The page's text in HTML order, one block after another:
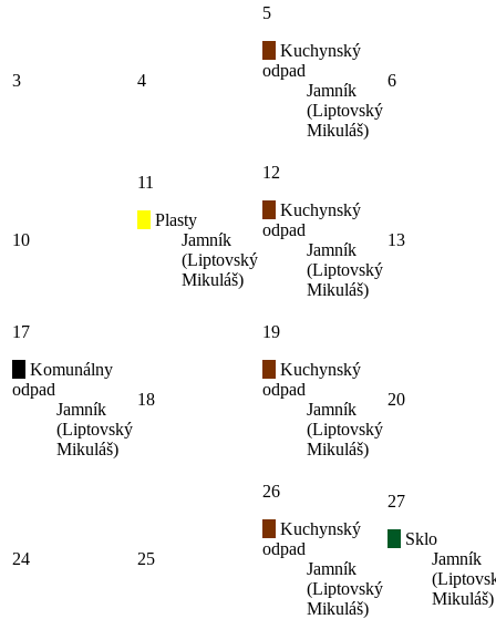
3 4
5
Kuchynský
odpad
Jamník
(Liptovský
Mikuláš)
6
10
11
Plasty
Jamník
(Liptovský
Mikuláš)
12
Kuchynský
odpad
Jamník
(Liptovský
Mikuláš)
13
17
Komunálny
odpad
Jamník
(Liptovský
Mikuláš)
18
19
Kuchynský
odpad
Jamník
(Liptovský
Mikuláš)
20
24 25
26
Kuchynský
odpad
Jamník
(Liptovský
Mikuláš)
27
Sklo
Jamník
Mikuláš)